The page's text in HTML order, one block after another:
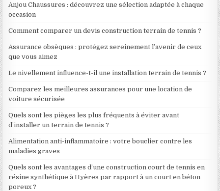
Anjou Chaussures : découvrez une sélection adaptée à chaque
occasion
Comment comparer un devis construction terrain de tennis ?
Assurance obsèques : protégez sereinement l’avenir de ceux
que vous aimez
Le nivellement influence-t-il une installation terrain de tennis ?
Comparez les meilleures assurances pour une location de
voiture sécurisée
Quels sont les pièges les plus fréquents à éviter avant
d’installer un terrain de tennis ?
Alimentation anti-inflammatoire : votre bouclier contre les
maladies graves
Quels sont les avantages d’une construction court de tennis en
résine synthétique à Hyères par rapport à un court en béton
poreux ?